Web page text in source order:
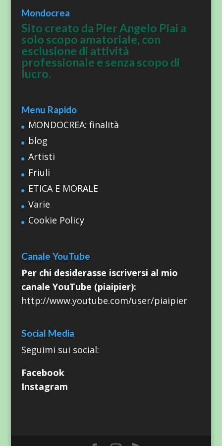
Mondocrea
Sito creato da Pier Angelo Piai a
solo scopo amatoriale, con
esclusione di attività
professionale e senza scopo di
lucro.
Menu Rapido
MONDOCREA: finalità
blog
Artisti
Friuli
ETICA E MORALE
Varie
Cookie Policy
Canale YouTube
Per chi desiderasse iscriversi al mio
canale YouTube (piaipier):
http://www.youtube.com/user/piaipier
Social Media
Seguimi sui social:
Facebook
Instagram